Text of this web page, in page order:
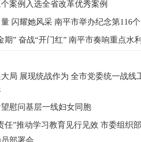
案例入选全省改革优秀案例
闪耀她风采 南平市举办纪念第116
期” 奋战“开门红” 南平市奏响重点水
局 展现统战作为 全市党委统一战
慰问基层一线妇女同胞
任”推动学习教育见行见效 市委组织
部署会